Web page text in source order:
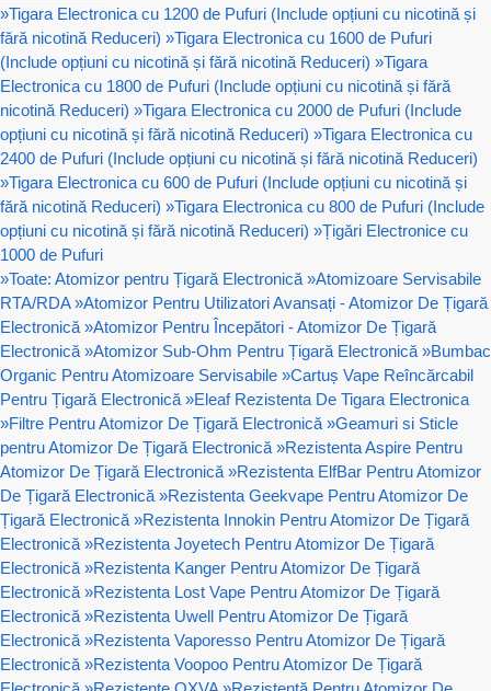
»Tigara Electronica cu 1200 de Pufuri (Include opțiuni cu nicotină și
fără nicotină Reduceri) »Tigara Electronica cu 1600 de Pufuri
(Include opțiuni cu nicotină și fără nicotină Reduceri) »Tigara
Electronica cu 1800 de Pufuri (Include opțiuni cu nicotină și fără
nicotină Reduceri) »Tigara Electronica cu 2000 de Pufuri (Include
opțiuni cu nicotină și fără nicotină Reduceri) »Tigara Electronica cu
2400 de Pufuri (Include opțiuni cu nicotină și fără nicotină Reduceri)
»Tigara Electronica cu 600 de Pufuri (Include opțiuni cu nicotină și
fără nicotină Reduceri) »Tigara Electronica cu 800 de Pufuri (Include
opțiuni cu nicotină și fără nicotină Reduceri) »Țigări Electronice cu
1000 de Pufuri
»Toate: Atomizor pentru Țigară Electronică »Atomizoare Servisabile
RTA/RDA »Atomizor Pentru Utilizatori Avansați - Atomizor De Țigară
Electronică »Atomizor Pentru Începători - Atomizor De Țigară
Electronică »Atomizor Sub-Ohm Pentru Țigară Electronică »Bumbac
Organic Pentru Atomizoare Servisabile »Cartuș Vape Reîncărcabil
Pentru Țigară Electronică »Eleaf Rezistenta De Tigara Electronica
»Filtre Pentru Atomizor De Țigară Electronică »Geamuri si Sticle
pentru Atomizor De Țigară Electronică »Rezistenta Aspire Pentru
Atomizor De Țigară Electronică »Rezistenta ElfBar Pentru Atomizor
De Țigară Electronică »Rezistenta Geekvape Pentru Atomizor De
Țigară Electronică »Rezistenta Innokin Pentru Atomizor De Țigară
Electronică »Rezistenta Joyetech Pentru Atomizor De Țigară
Electronică »Rezistenta Kanger Pentru Atomizor De Țigară
Electronică »Rezistenta Lost Vape Pentru Atomizor De Țigară
Electronică »Rezistenta Uwell Pentru Atomizor De Țigară
Electronică »Rezistenta Vaporesso Pentru Atomizor De Țigară
Electronică »Rezistenta Voopoo Pentru Atomizor De Țigară